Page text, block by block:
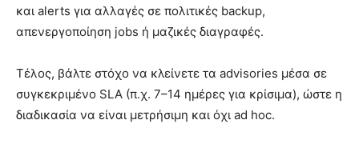
και alerts για αλλαγές σε πολιτικές backup,
απενεργοποίηση jobs ή μαζικές διαγραφές.
Τέλος, βάλτε στόχο να κλείνετε τα advisories μέσα σε
συγκεκριμένο SLA (π.χ. 7–14 ημέρες για κρίσιμα), ώστε η
διαδικασία να είναι μετρήσιμη και όχι ad hoc.